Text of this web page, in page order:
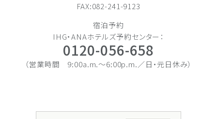
FAX:082-241-9123
宿泊予約
IHG・ANAホテルズ予約センター：
0120-056-658
（営業時間 9:00a.m.〜6:00p.m.／日・元日休み）